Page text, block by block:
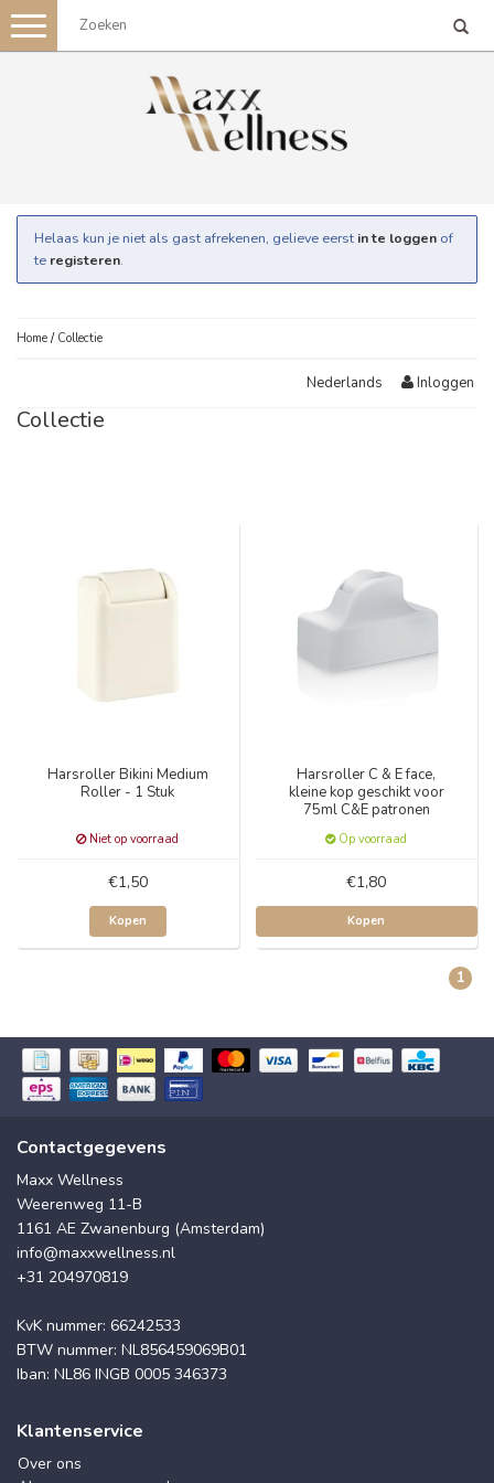
Toggle
navigation
Helaas kun je niet als gast afrekenen, gelieve eerst in te loggen of
te registeren.
Home / Collectie
Nederlands Inloggen
Collectie
Harsroller Bikini Medium
Roller - 1 Stuk
Niet op voorraad
€1,50
Kopen
Harsroller C & E face,
kleine kop geschikt voor
75ml C&E patronen
Op voorraad
€1,80
Kopen
1
Contactgegevens
Maxx Wellness
Weerenweg 11-B
1161 AE Zwanenburg (Amsterdam)
info@maxxwellness.nl
+31 204970819
KvK nummer: 66242533
BTW nummer: NL856459069B01
Iban: NL86 INGB 0005 346373
Klantenservice
Over ons